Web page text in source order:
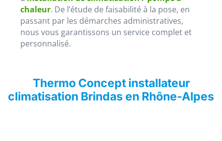
chaleur. De l’étude de faisabilité à la pose, en
passant par les démarches administratives,
nous vous garantissons un service complet et
personnalisé.
Thermo Concept installateur
climatisation Brindas en Rhône-Alpes